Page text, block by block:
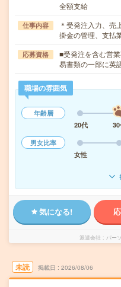
全額支給
仕事内容
＊受発注入力、売
掛金の管理、支払
応募資格
■受発注を含む営
易書類の一部に英
職場の雰囲気
年齢層
20代
男女比率
女性
気になる!
派遣会社 パー
未読 掲載日 2026/08/06